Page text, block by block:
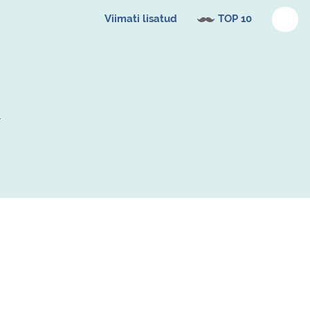
Viimati lisatud TOP 10